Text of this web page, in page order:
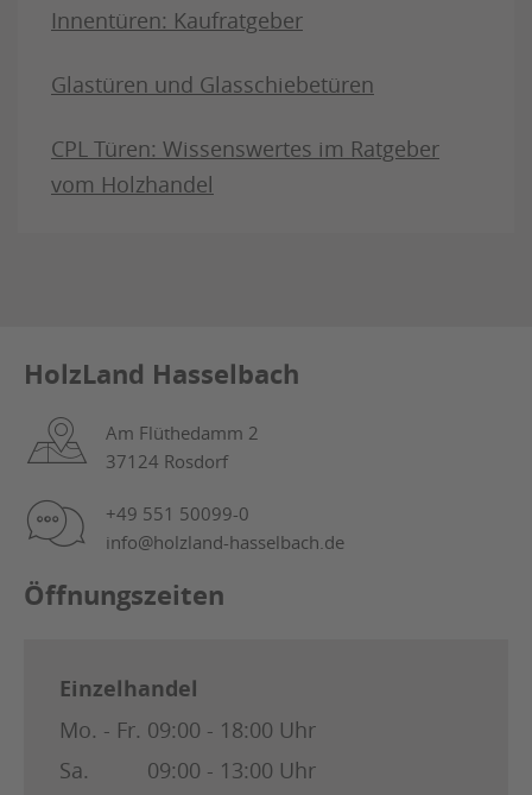
Innentüren: Kaufratgeber
Glastüren und Glasschiebetüren
CPL Türen: Wissenswertes im Ratgeber
vom Holzhandel
HolzLand Hasselbach
Am Flüthedamm 2
37124 Rosdorf
+49 551 50099-0
info@holzland-hasselbach.de
Öffnungszeiten
Einzelhandel
Mo. - Fr. 09:00 - 18:00 Uhr
Sa.
09:00 - 13:00 Uhr